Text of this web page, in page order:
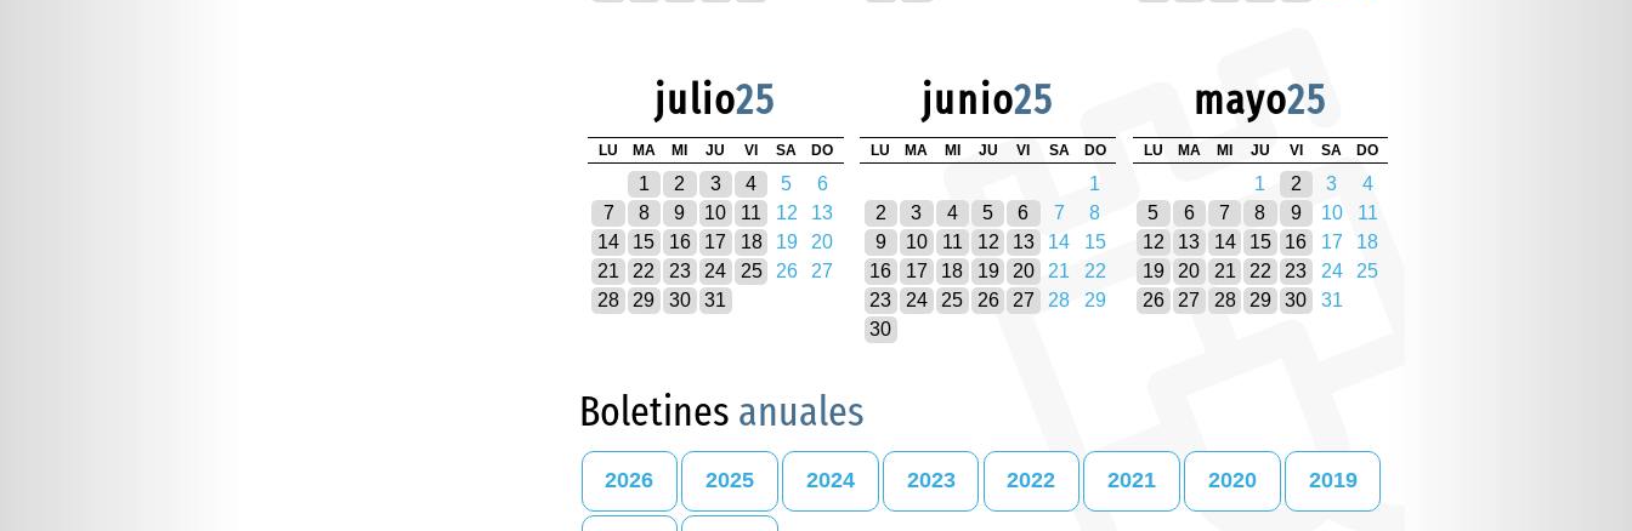
julio25
LU MA MI JU VI SA DO
1 2 3 4 5
6
7
8 9 10 11 12
13
14
15 16 17 18 19
20
21
22 23 24 25 26
27
28
29 30 31
junio25
LU MA MI JU VI SA DO
1
2
3 4 5 6 7
8
9
10 11 12 13 14
15
16
17 18 19 20 21
22
23
24 25 26 27 28
29
30
mayo25
LU MA MI JU VI SA DO
1 2 3
4
5
6 7 8 9 10
11
12
13 14 15 16 17
18
19
20 21 22 23 24
25
26
27 28 29 30 31
Boletines anuales
2026 2025 2024 2023 2022 2021 2020 2019